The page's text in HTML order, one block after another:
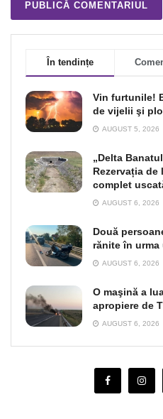
În tendințe
Vin furtunile!
de vijelii şi
AUGUST 5, 2026
„Delta
Rezervația de
complet
AUGUST 6, 2026
Două
rănite în
AUGUST 6, 2026
O maşină a
apropiere de
AUGUST 6, 2026